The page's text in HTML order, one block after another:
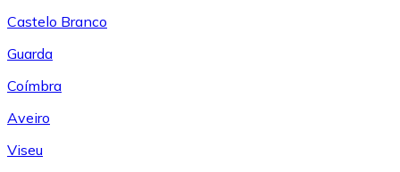
Castelo Branco
Guarda
Coímbra
Aveiro
Viseu